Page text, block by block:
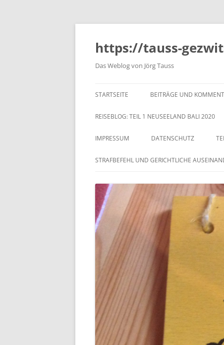
https://tauss-
Das Weblog von Jörg Tauss
STARTSEITE BEITRÄGE UND
REISEBLOG: TEIL 1 NEUSEELAND BALI 2020
IMPRESSUM DATENSCHUTZ
STRAFBEFEHL UND GERICHTLICHE